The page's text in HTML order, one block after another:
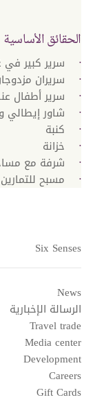
الحقائق الأساسية
سرير كبير في
سريران
سرير أطفال
شاور
كنبة
خزانة
شرفة مع
مسبح للتمارين
Six Senses
News
الرسالة الإخبارية
Travel trade
Media center
Development
Careers
Gift Cards